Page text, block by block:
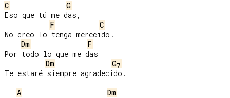
C
G
Eso que tú me das,
F
C
No creo lo tenga merecido.
Dm
F
Por todo lo que me das
Dm
G7
Te estaré siempre agradecido.
A
Dm